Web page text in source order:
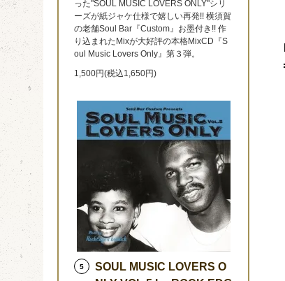
った"SOUL MUSIC LOVERS ONLY"シリ
ーズが紙ジャケ仕様で嬉しい再発!! 横須賀
の老舗Soul Bar『Custom』お墨付き!! 作
り込まれたMixが大好評の本格MixCD『S
oul Music Lovers Only』第３弾。
1,500円(税込1,650円)
5
SOUL MUSIC LOVERS O